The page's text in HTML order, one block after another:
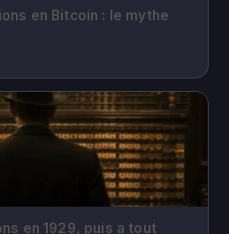
en Bitcoin : le mythe
en 1929, puis a tout